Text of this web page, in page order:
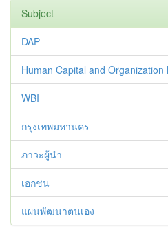
Subject
DAP
Human Capital and Organization
WBI
กรุงเทพมหานคร
ภาวะผู้นำ
เอกชน
แผนพัฒนาตนเอง